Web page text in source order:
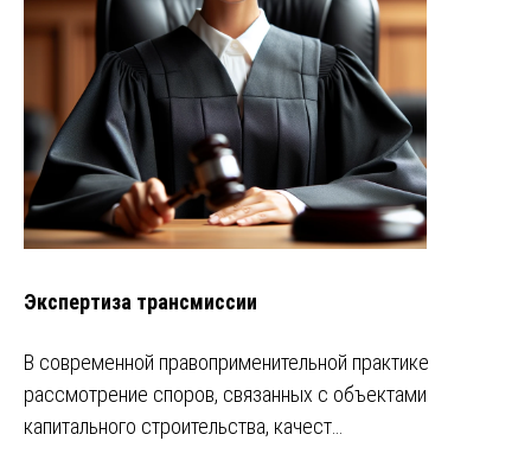
Экспертиза трансмиссии
В современной правоприменительной практике
рассмотрение споров, связанных с объектами
капитального строительства, качест…